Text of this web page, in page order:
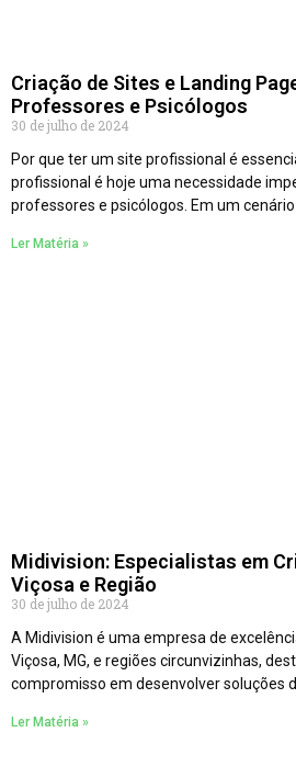
Criação de Sites e Landing
Professores e Psicólogos
30 de julho de 2024
Por que ter um site profissional é
profissional é hoje uma necessidade
professores e psicólogos. Em um cenário
Ler Matéria »
Midivision: Especialistas em
Viçosa e Região
30 de julho de 2024
A Midivision é uma empresa de
Viçosa, MG, e regiões circunvizinhas,
compromisso em desenvolver soluções
Ler Matéria »